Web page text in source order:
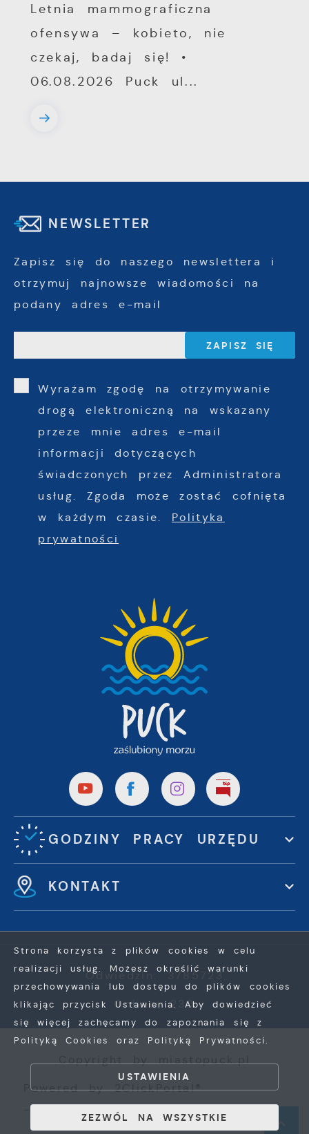
Letnia mammograficzna
ofensywa – kobieto, nie
czekaj, badaj się! •
06.08.2026 Puck ul...
NEWSLETTER
Zapisz się do naszego newslettera i
otrzymuj najnowsze wiadomości na
podany adres e-mail
Wyrażam zgodę na otrzymywanie
drogą elektroniczną na wskazany
przeze mnie adres e-mail
informacji dotyczących
świadczonych przez Administratora
usług. Zgoda może zostać cofnięta
w każdym czasie. Polityka
prywatności
GODZINY PRACY URZĘDU
KONTAKT
Odwiedzin: 3785723
Online: 230
Powered by2ClickPortal®
- Portale nowej generacji
Strona korzysta z plików cookies w celu
realizacji usług. Możesz określić warunki
przechowywania lub dostępu do plików cookies
klikając przycisk Ustawienia. Aby dowiedzieć
się więcej zachęcamy do zapoznania się z
Polityką Cookies oraz Polityką Prywatności.
USTAWIENIA
ZEZWÓL NA WSZYSTKIE
ZAPISZ WYBRANE
ZEZWÓL NA WSZYSTKIE